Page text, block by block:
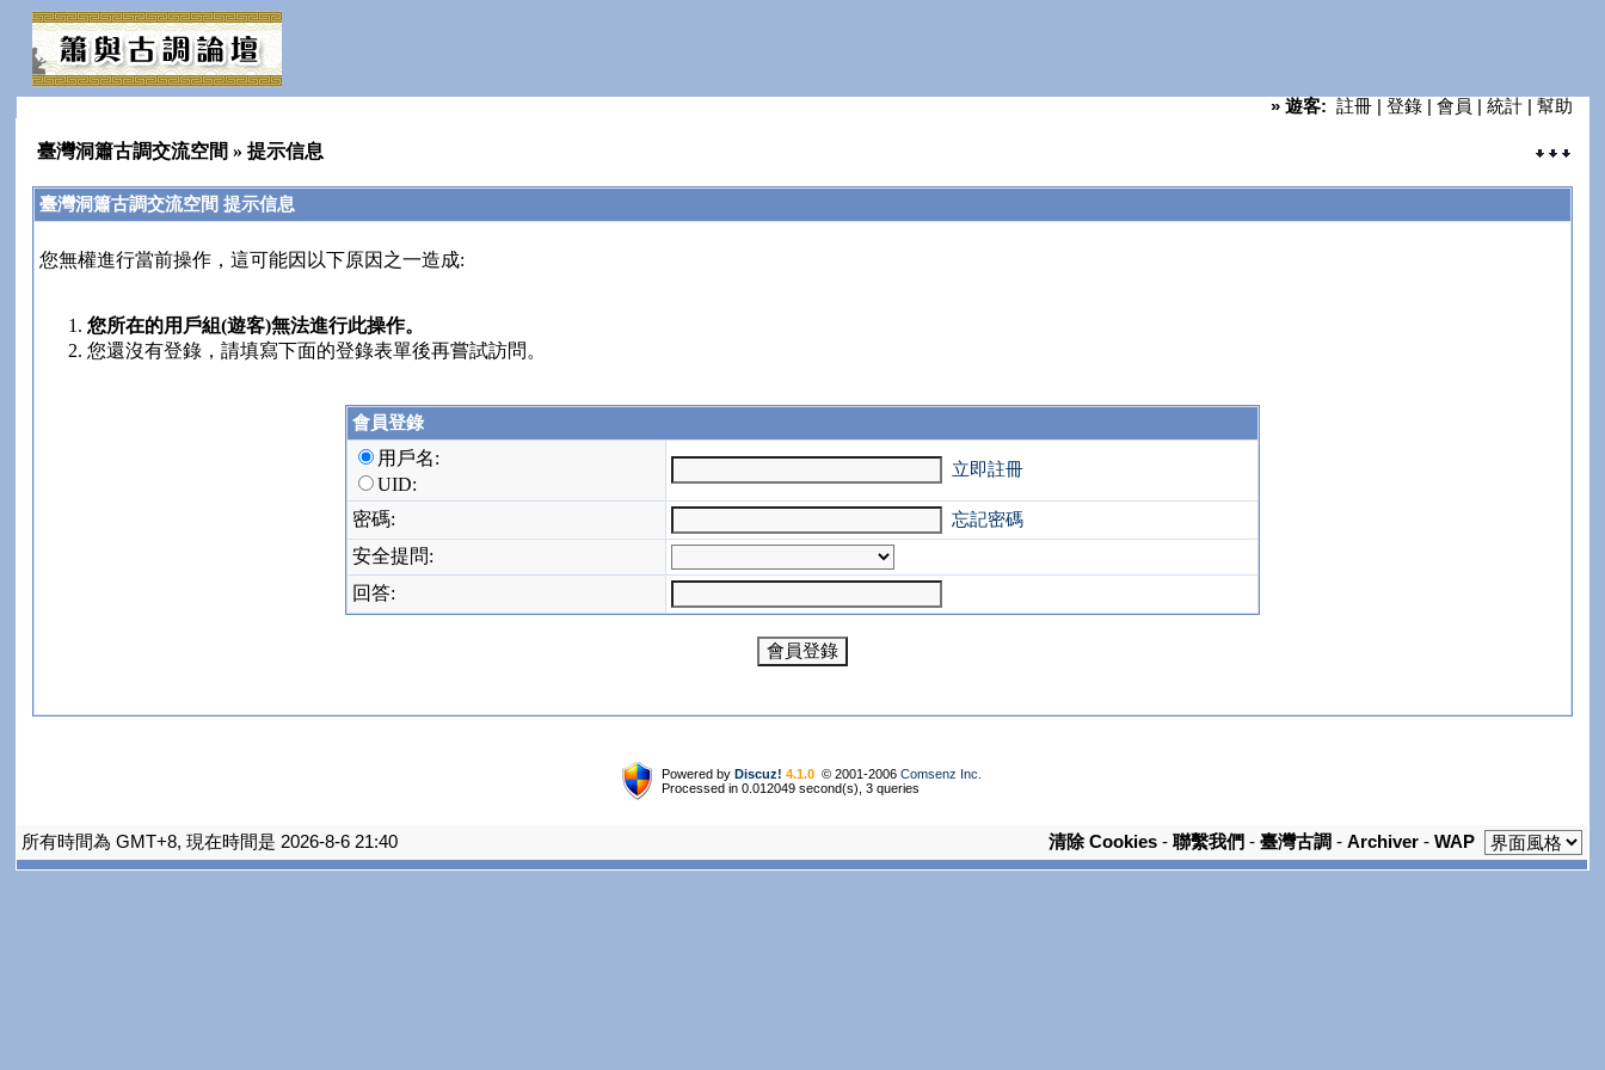
» 遊客: 註冊 | 登錄 | 會員 | 統計 | 幫助
臺灣洞簫古調交流空間 » 提示信息
臺灣洞簫古調交流空間 提示信息
您無權進行當前操作，這可能因以下原因之一造成:
您所在的用戶組(遊客)無法進行此操作。
您還沒有登錄，請填寫下面的登錄表單後再嘗試訪問。
會員登錄
用戶名:
UID:
立即註冊
密碼:
忘記密碼
安全提問:
回答:
Powered byDiscuz! 4.1.0 © 2001-2006Comsenz Inc.
Processed in 0.012049 second(s), 3 queries
所有時間為 GMT+8, 現在時間是 2026-8-6 21:40 清除 Cookies -聯繫我們 -臺灣古調 -Archiver -WAP